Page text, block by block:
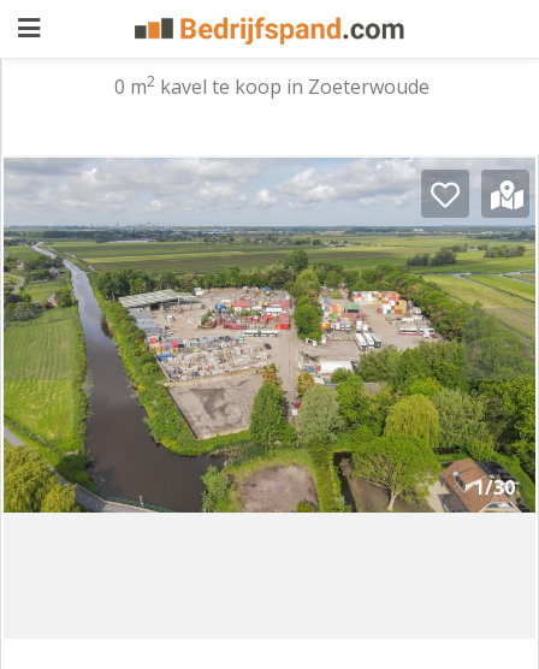
aanbieden
Pand
zoeken
Waarom
adverteren
Premium
adverteren
Blog
Registreren
Login
0 m2 kavel te koop in Zoeterwoude
1/30